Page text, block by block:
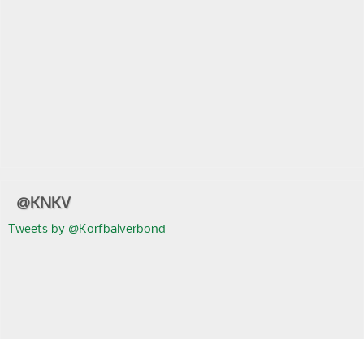
@KNKV
Tweets by @Korfbalverbond